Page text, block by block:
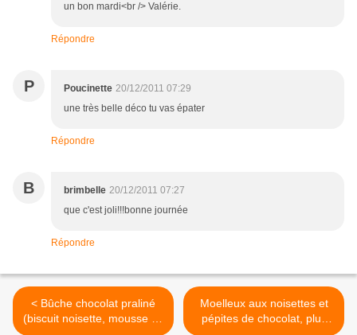
un bon mardi<br /> Valérie.
Répondre
P Poucinette 20/12/2011 07:29
une très belle déco tu vas épater
Répondre
B brimbelle 20/12/2011 07:27
que c'est joli!!!bonne journée
Répondre
< Bûche chocolat praliné
(biscuit noisette, mousse au
Moelleux aux noisettes et
pépites de chocolat, plus